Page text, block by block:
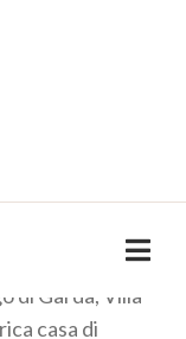
veneta,
di Garda, Villa
casa di